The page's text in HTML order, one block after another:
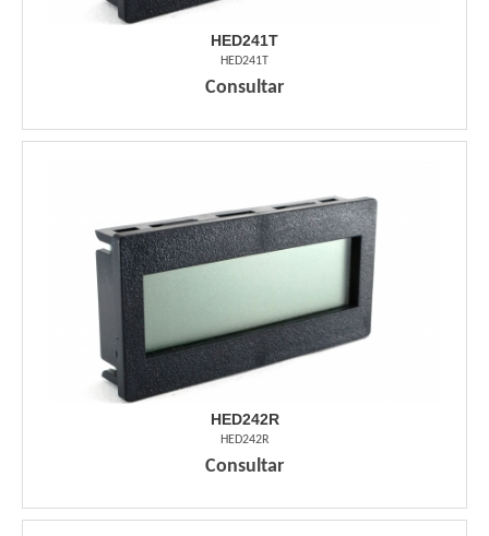
HED241T
HED241T
Consultar
HED242R
HED242R
Consultar